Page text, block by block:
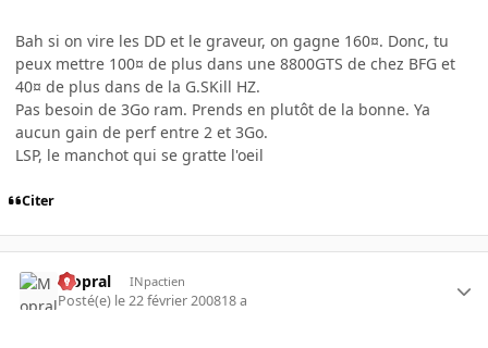
Bah si on vire les DD et le graveur, on gagne 160¤. Donc, tu
peux mettre 100¤ de plus dans une 8800GTS de chez BFG et
40¤ de plus dans de la G.SKill HZ.
Pas besoin de 3Go ram. Prends en plutôt de la bonne. Ya
aucun gain de perf entre 2 et 3Go.
LSP, le manchot qui se gratte l'oeil
Citer
Mopral INpactien
Posté(e) le 22 février 200818 a